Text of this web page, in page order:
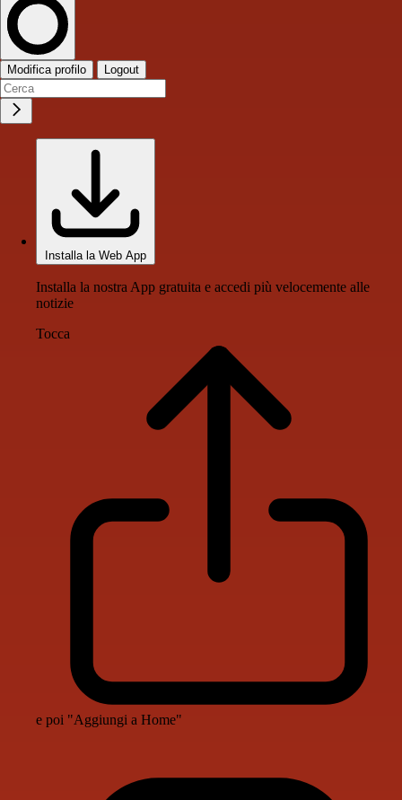
Modifica profilo Logout
Installa la Web App
Installa la nostra App gratuita e accedi più velocemente alle
notizie
Tocca
e poi "Aggiungi a Home"